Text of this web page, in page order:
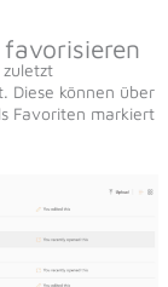
Diese können über
Favoriten markiert